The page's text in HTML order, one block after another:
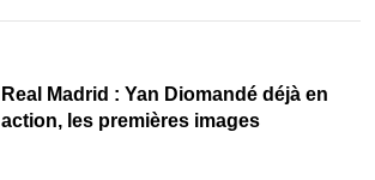
Real Madrid : Yan Diomandé déjà en
action, les premières images